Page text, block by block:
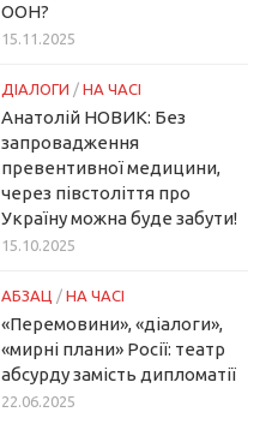
ООН?
15.11.2025
ДІАЛОГИ / НА ЧАСІ
Анатолій НОВИК: Без
запровадження
превентивної медицини,
через півстоліття про
Україну можна буде забути!
15.10.2025
АБЗАЦ / НА ЧАСІ
«Перемовини», «діалоги»,
«мирні плани» Росії: театр
абсурду замість дипломатії
22.06.2025